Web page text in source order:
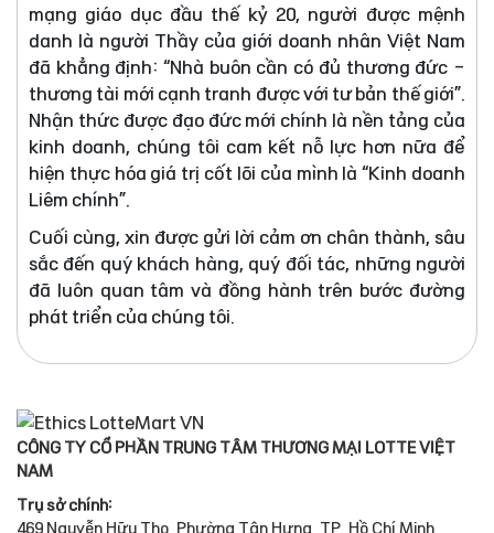
mạng giáo dục đầu thế kỷ 20, người được mệnh
danh là người Thầy của giới doanh nhân Việt Nam
đã khẳng định: “Nhà buôn cần có đủ thương đức -
thương tài mới cạnh tranh được với tư bản thế giới”.
Nhận thức được đạo đức mới chính là nền tảng của
kinh doanh, chúng tôi cam kết nỗ lực hơn nữa để
hiện thực hóa giá trị cốt lõi của mình là “Kinh doanh
Liêm chính”.
Cuối cùng, xin được gửi lời cảm ơn chân thành, sâu
sắc đến quý khách hàng, quý đối tác, những người
đã luôn quan tâm và đồng hành trên bước đường
phát triển của chúng tôi.
CÔNG TY CỔ PHẦN TRUNG TÂM THƯƠNG MẠI LOTTE VIỆT
NAM
Trụ sở chính:
469 Nguyễn Hữu Thọ, Phường Tân Hưng, TP. Hồ Chí Minh